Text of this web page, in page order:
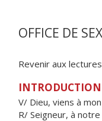
OFFICE DE
Revenir aux
INTRODUCTION
V/ Dieu, viens à
R/ Seigneur, à